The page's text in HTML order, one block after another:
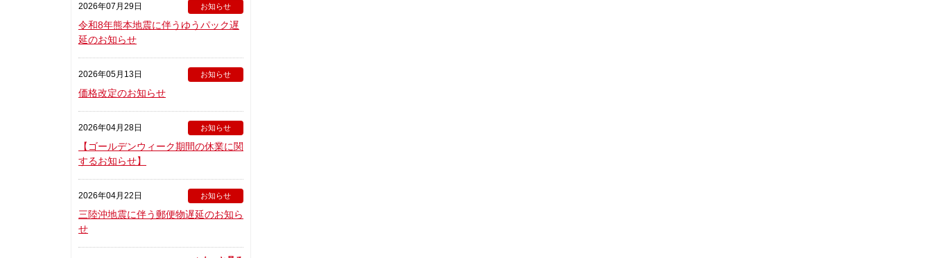
2026年07月29日 お知らせ
令和8年熊本地震に伴うゆうパック遅
延のお知らせ
2026年05月13日 お知らせ
価格改定のお知らせ
2026年04月28日 お知らせ
【ゴールデンウィーク期間の休業に関
するお知らせ】
2026年04月22日 お知らせ
三陸沖地震に伴う郵便物遅延のお知ら
せ